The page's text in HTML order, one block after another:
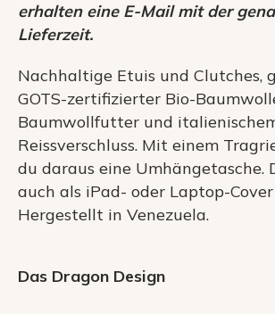
erhalten eine E-Mail mit der
Lieferzeit.
Nachhaltige Etuis und Clutches,
GOTS-zertifizierter Bio-
Baumwollfutter und
Reissverschluss. Mit einem
du daraus eine Umhängetasche.
auch als iPad- oder Laptop-
Hergestellt in Venezuela.
Das Dragon Design